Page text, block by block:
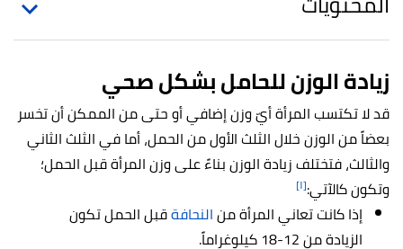
زيادة الوزن للحامل بشكل صحي
قد لا تكتسب المرأة أيّ وزن إضافي أو حتى من الممكن أن تخسر
بعضاً من الوزن خلال الثلث الأول من الحمل، أما في الثلث الثاني
والثالث، فتختلف زيادة الوزن بناءً على وزن المرأة قبل الحمل؛
وتكون كالآتي:[١]
إذا كانت تعاني المرأة منالنحافةقبل الحمل تكون
الزيادة من 12-18 كيلوغراماً.